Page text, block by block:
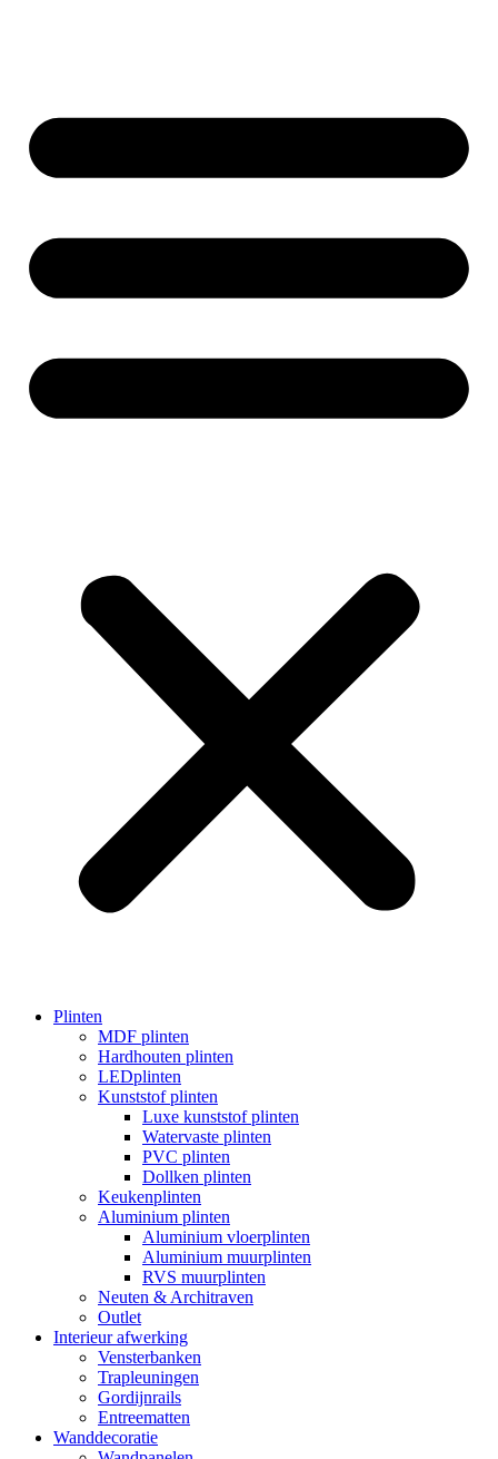
Plinten
MDF plinten
Hardhouten plinten
LEDplinten
Kunststof plinten
Luxe kunststof plinten
Watervaste plinten
PVC plinten
Dollken plinten
Keukenplinten
Aluminium plinten
Aluminium vloerplinten
Aluminium muurplinten
RVS muurplinten
Neuten & Architraven
Outlet
Interieur afwerking
Vensterbanken
Trapleuningen
Gordijnrails
Entreematten
Wanddecoratie